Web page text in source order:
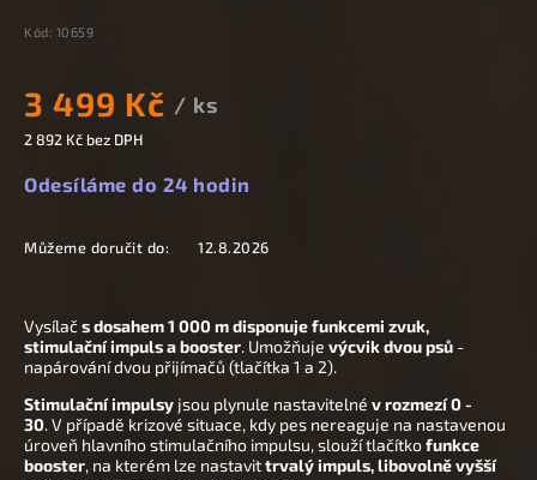
Kód: 10659
3 499 Kč / ks
2 892 Kč bez DPH
Odesíláme do 24 hodin
Můžeme doručit do: 12.8.2026
Vysílač s dosahem 1 000 m disponuje funkcemi zvuk,
stimulační impuls a booster. Umožňuje výcvik dvou psů -
napárování dvou přijímačů (tlačítka 1 a 2).
Stimulační impulsy jsou plynule nastavitelné v rozmezí 0 -
30.V případě krizové situace, kdy pes nereaguje na nastavenou
úroveň hlavního stimulačního impulsu, slouží tlačítkofunkce
booster, na kterém lze nastavittrvalýimpuls, libovolně vyšší